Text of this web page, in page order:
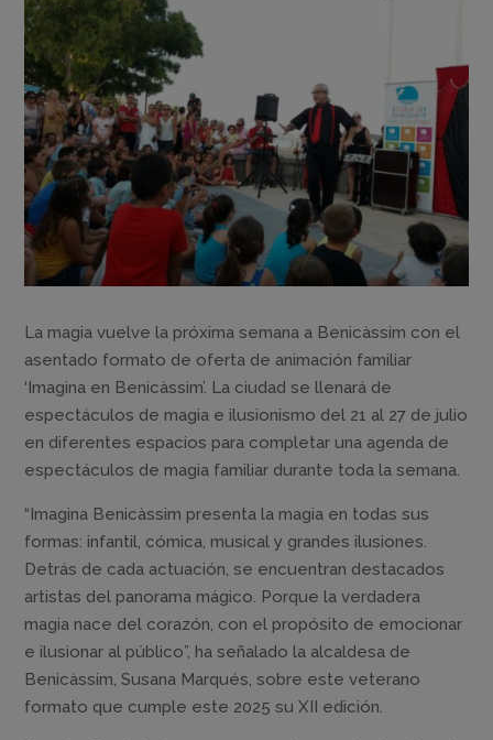
La magia vuelve la próxima semana a Benicàssim con el
asentado formato de oferta de animación familiar
‘Imagina en Benicàssim’. La ciudad se llenará de
espectáculos de magia e ilusionismo del 21 al 27 de julio
en diferentes espacios para completar una agenda de
espectáculos de magia familiar durante toda la semana.
“Imagina Benicàssim presenta la magia en todas sus
formas: infantil, cómica, musical y grandes ilusiones.
Detrás de cada actuación, se encuentran destacados
artistas del panorama mágico. Porque la verdadera
magia nace del corazón, con el propósito de emocionar
e ilusionar al público”, ha señalado la alcaldesa de
Benicàssim, Susana Marqués, sobre este veterano
formato que cumple este 2025 su XII edición.